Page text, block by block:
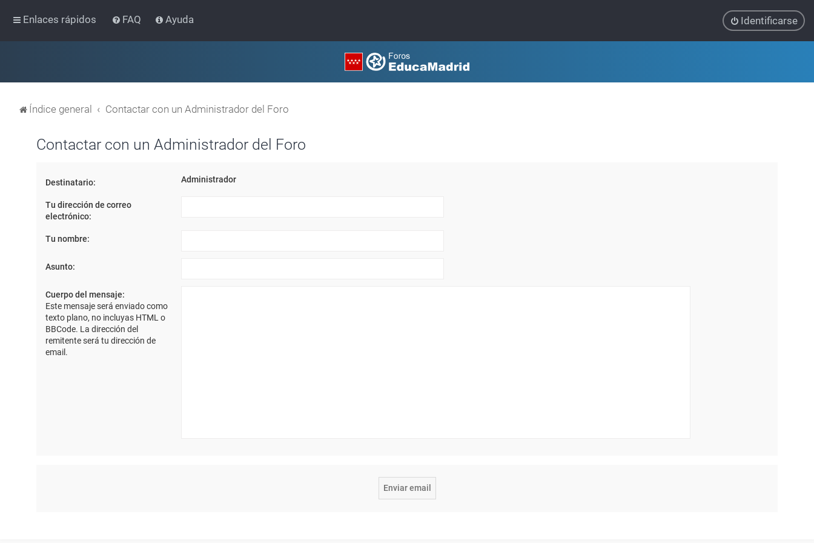
Enlaces rápidos FAQ Ayuda Identificarse
Índice general Contactar con un Administrador del Foro
Contactar con un Administrador del Foro
Destinatario: Administrador
Tu dirección de correo
electrónico:
Tu nombre:
Asunto:
Cuerpo del mensaje:
Este mensaje será enviado como
texto plano, no incluyas HTML o
BBCode. La dirección del
remitente será tu dirección de
email.